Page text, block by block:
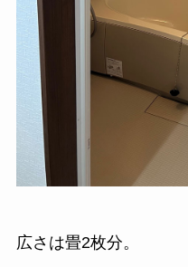
広さは畳2枚分。